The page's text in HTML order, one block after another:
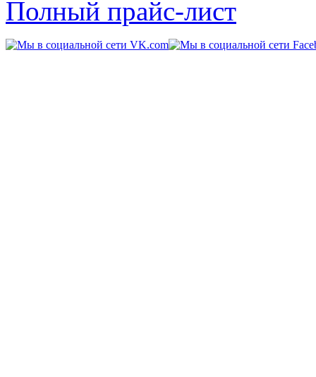
Полный прайс-лист